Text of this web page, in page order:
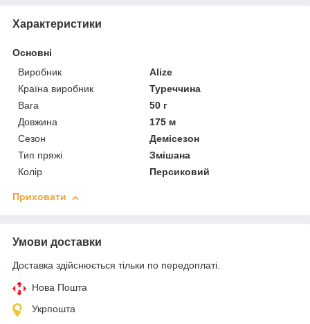
Характеристики
Основні
Виробник
Alize
Країна виробник
Туреччина
Вага
50 г
Довжина
175 м
Сезон
Демісезон
Тип пряжі
Змішана
Колір
Персиковий
Приховати
Умови доставки
Доставка здійснюється тільки по передоплаті.
Нова Пошта
Укрпошта